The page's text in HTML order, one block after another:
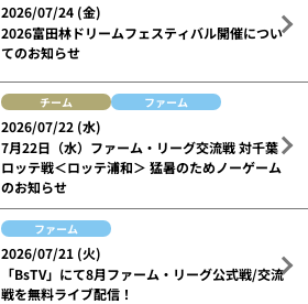
2026/07/24 (金)
2026富田林ドリームフェスティバル開催につい
てのお知らせ
チーム ファーム
2026/07/22 (水)
7月22日（水）ファーム・リーグ交流戦 対千葉
ロッテ戦＜ロッテ浦和＞ 猛暑のためノーゲーム
のお知らせ
ファーム
2026/07/21 (火)
「BsTV」にて8月ファーム・リーグ公式戦/交流
戦を無料ライブ配信！